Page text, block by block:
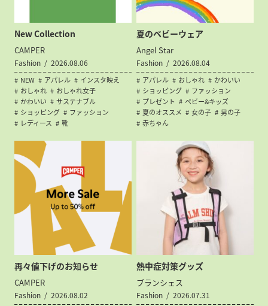
New Collection
CAMPER
Fashion 2026.08.06
NEW アパレル
インスタ映え
おしゃれ
おしゃれ女子
かわいい
サステナブル
ショッピング
ファッション
レディース
靴
夏のベビーウェア
Angel Star
Fashion 2026.08.04
アパレル おしゃれ
かわいい
ショッピング
ファッション
プレゼント
ベビー&キッズ
夏のオススメ
女の子
男の子
赤ちゃん
再々値下げのお知らせ
CAMPER
Fashion 2026.08.02
熱中症対策グッズ
ブランシェス
Fashion 2026.07.31